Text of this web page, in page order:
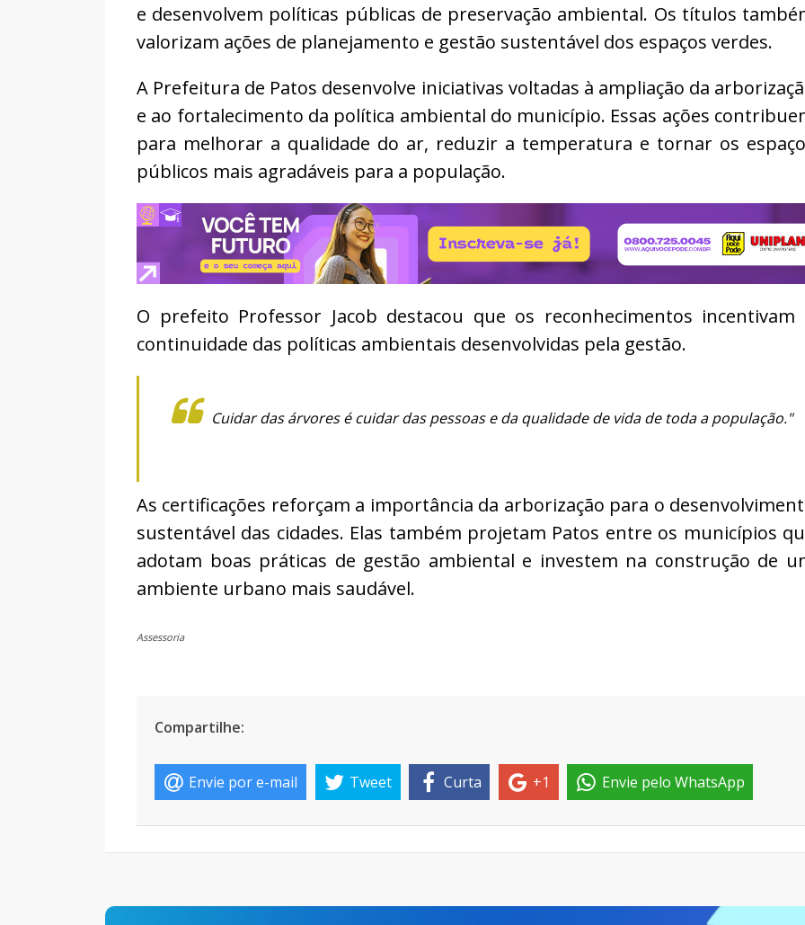
e desenvolvem políticas públicas de preservação ambiental. Os títulos
valorizam ações de planejamento e gestão sustentável dos espaços verdes.
A Prefeitura de Patos desenvolve iniciativas voltadas à ampliação da
e ao fortalecimento da política ambiental do município. Essas ações
para melhorar a qualidade do ar, reduzir a temperatura e tornar os
públicos mais agradáveis para a população.
O prefeito Professor Jacob destacou que os reconhecimentos incentivam
continuidade das políticas ambientais desenvolvidas pela gestão.
Cuidar das árvores é cuidar das pessoas e da qualidade de vida de toda a população."
As certificações reforçam a importância da arborização para o
sustentável das cidades. Elas também projetam Patos entre os municípios
adotam boas práticas de gestão ambiental e investem na construção de
ambiente urbano mais saudável.
Assessoria
Compartilhe:
Envie por e-mail Tweet Curta +1 Envie pelo WhatsApp